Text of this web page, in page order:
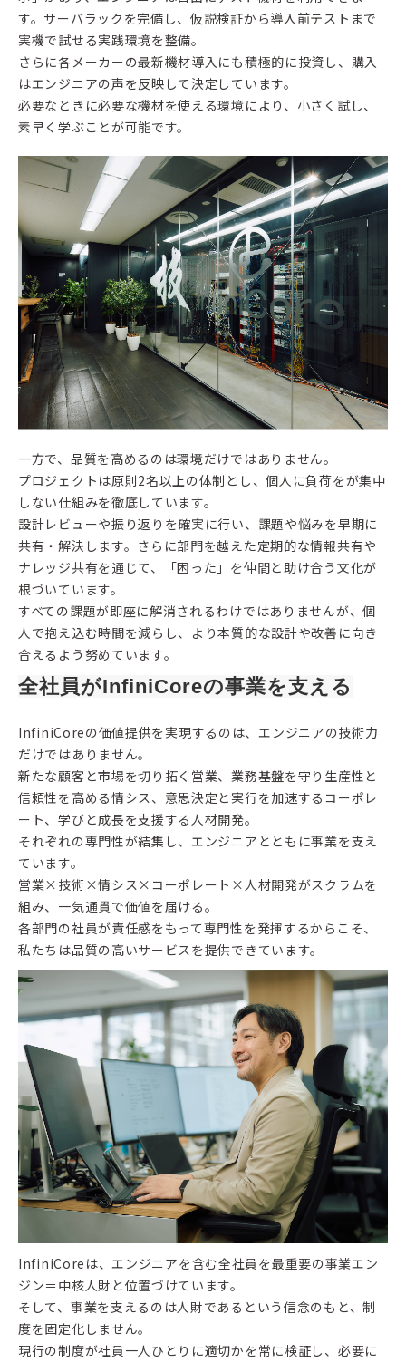
す。サーバラックを完備し、仮説検証から導入前テストまで
実機で試せる実践環境を整備。
さらに各メーカーの最新機材導入にも積極的に投資し、購入
はエンジニアの声を反映して決定しています。
必要なときに必要な機材を使える環境により、小さく試し、
素早く学ぶことが可能です。
一方で、品質を高めるのは環境だけではありません。
プロジェクトは原則2名以上の体制とし、個人に負荷をが集中
しない仕組みを徹底しています。
設計レビューや振り返りを確実に行い、課題や悩みを早期に
共有・解決します。さらに部門を越えた定期的な情報共有や
ナレッジ共有を通じて、「困った」を仲間と助け合う文化が
根づいています。
すべての課題が即座に解消されるわけではありませんが、個
人で抱え込む時間を減らし、より本質的な設計や改善に向き
合えるよう努めています。
全社員がInfiniCoreの事業を支える
InfiniCoreの価値提供を実現するのは、エンジニアの技術力
だけではありません。
新たな顧客と市場を切り拓く営業、業務基盤を守り生産性と
信頼性を高める情シス、意思決定と実行を加速するコーポレ
ート、学びと成長を支援する人材開発。
それぞれの専門性が結集し、エンジニアとともに事業を支え
ています。
営業×技術×情シス×コーポレート×人材開発がスクラムを
組み、一気通貫で価値を届ける。
各部門の社員が責任感をもって専門性を発揮するからこそ、
私たちは品質の高いサービスを提供できています。
InfiniCoreは、エンジニアを含む全社員を最重要の事業エン
ジン＝中核人財と位置づけています。
そして、事業を支えるのは人財であるという信念のもと、制
度を固定化しません。
現行の制度が社員一人ひとりに適切かを常に検証し、必要に